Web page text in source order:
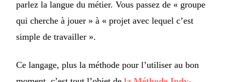
parlez la langue du métier. Vous passez de « groupe
qui cherche à jouer » à « projet avec lequel c’est
simple de travailler ».
Ce langage, plus la méthode pour l’utiliser au bon